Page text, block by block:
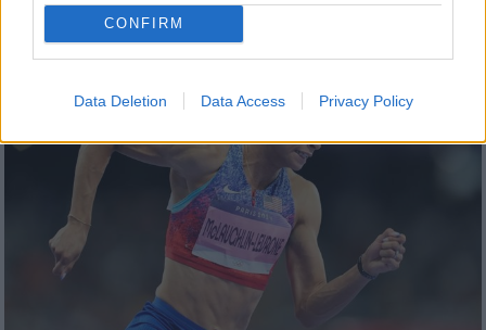
CONFIRM
Data Deletion Data Access Privacy Policy